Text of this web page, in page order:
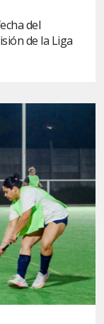
del
de la Liga